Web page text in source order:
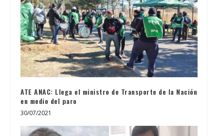
ATE ANAC: Llega el ministro de Transporte de la Nación
en medio del paro
30/07/2021